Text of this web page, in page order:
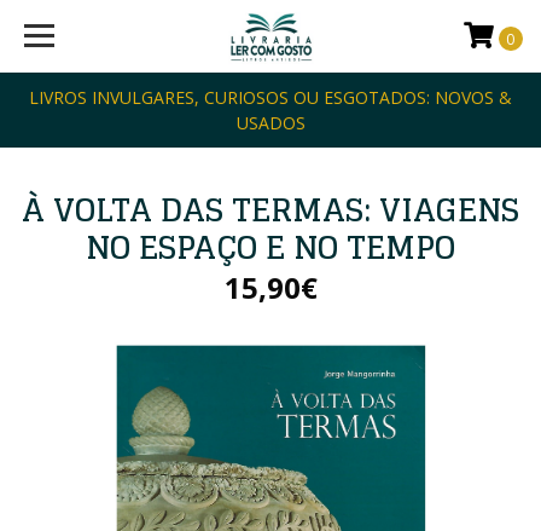
LIVROS INVULGARES, CURIOSOS OU ESGOTADOS: NOVOS &
USADOS
0
À VOLTA DAS TERMAS: VIAGENS
NO ESPAÇO E NO TEMPO
15,90€